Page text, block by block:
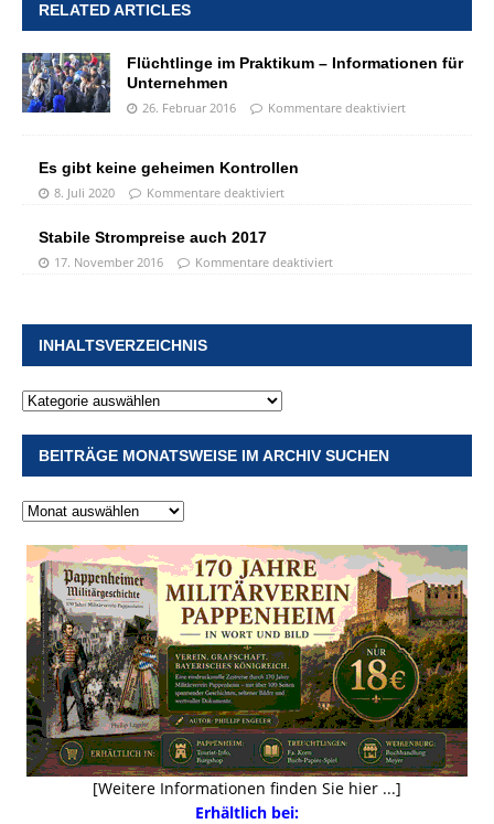
RELATED ARTICLES
Flüchtlinge im Praktikum – Informationen für
Unternehmen
26. Februar 2016 Kommentare deaktiviert
Es gibt keine geheimen Kontrollen
8. Juli 2020 Kommentare deaktiviert
Stabile Strompreise auch 2017
17. November 2016 Kommentare deaktiviert
INHALTSVERZEICHNIS
BEITRÄGE MONATSWEISE IM ARCHIV SUCHEN
[Weitere Informationen finden Sie hier ...]
Erhältlich bei: